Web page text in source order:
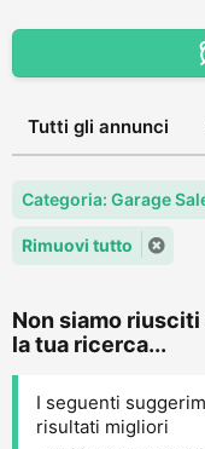
Tutti gli annunci
Categoria: Garage
Rimuovi tutto
Non siamo
la tua ricerca...
I seguenti
risultati migliori